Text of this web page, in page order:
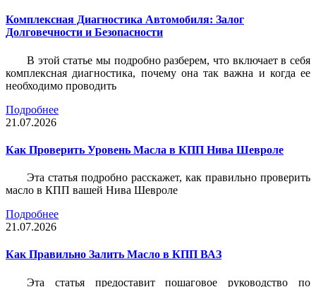
Комплексная Диагностика Автомобиля: Залог
Долговечности и Безопасности
В этой статье мы подробно разберем, что включает в себя
комплексная диагностика, почему она так важна и когда ее
необходимо проводить
Подробнее
21.07.2026
Как Проверить Уровень Масла в КПП Нива Шевроле
Эта статья подробно расскажет, как правильно проверить
масло в КПП вашей Нива Шевроле
Подробнее
21.07.2026
Как Правильно Залить Масло в КПП ВАЗ
Эта статья предоставит пошаговое руководство по